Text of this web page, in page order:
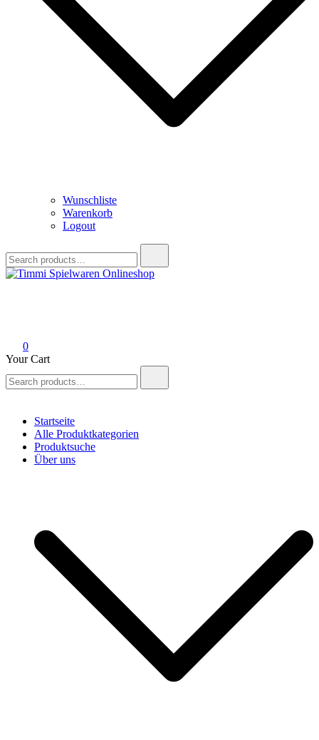
Wunschliste
Warenkorb
Logout
for:
0
Your Cart
for:
Startseite
Alle Produktkategorien
Produktsuche
Über uns